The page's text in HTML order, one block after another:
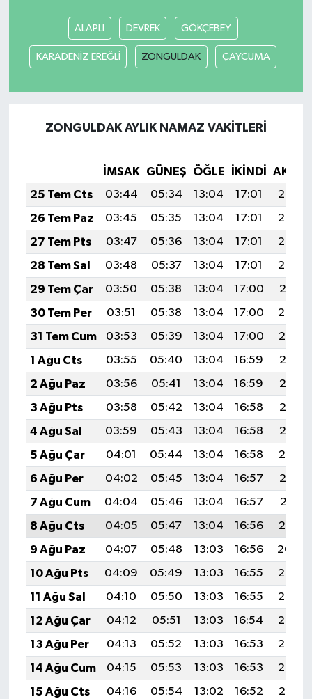
ALAPLI DEVREK GÖKÇEBEY
KARADENİZ EREĞLİ ZONGULDAK ÇAYCUMA
ZONGULDAK AYLIK NAMAZ VAKITLERI
İMSAK GÜNEŞ ÖĞLE İKINDI
25 Tem Cts
03:44 05:34 13:04 17:01
20:25
26 Tem Paz
03:45 05:35 13:04 17:01
20:24
27 Tem Pts
03:47 05:36 13:04 17:01
20:23
28 Tem Sal
03:48 05:37 13:04 17:01
20:22
29 Tem Çar
03:50 05:38 13:04 17:00
20:21
30 Tem Per
03:51 05:38 13:04 17:00
20:20
31 Tem Cum
03:53 05:39 13:04 17:00
20:19
1 Ağu Cts
03:55 05:40 13:04 16:59
20:18
2 Ağu Paz
03:56 05:41 13:04 16:59
20:17
3 Ağu Pts
03:58 05:42 13:04 16:58
20:16
4 Ağu Sal
03:59 05:43 13:04 16:58
20:15
5 Ağu Çar
04:01 05:44 13:04 16:58
20:14
6 Ağu Per
04:02 05:45 13:04 16:57
20:12
7 Ağu Cum
04:04 05:46 13:04 16:57
20:11
8 Ağu Cts
04:05 05:47 13:04 16:56
20:10
9 Ağu Paz
04:07 05:48 13:03 16:56
20:09
10 Ağu Pts
04:09 05:49 13:03 16:55
20:07
11 Ağu Sal
04:10 05:50 13:03 16:55
20:06
12 Ağu Çar
04:12 05:51 13:03 16:54
20:05
13 Ağu Per
04:13 05:52 13:03 16:53
20:03
14 Ağu Cum
04:15 05:53 13:03 16:53
20:02
15 Ağu Cts
04:16 05:54 13:02 16:52
20:01